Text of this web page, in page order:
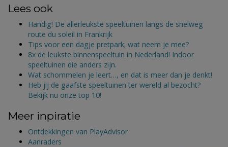
Lees ook
Handig! De allerleukste speeltuinen langs de snelweg
route du soleil in Frankrijk
Tips voor een dagje pretpark; wat neem je mee?
8x de leukste binnenspeeltuin in Nederland! Indoor
speeltuinen die anders zijn.
Wat schommelen je leert…, en dat is meer dan je denkt!
Heb jij de gaafste speeltuinen ter wereld al bezocht?
Bekijk nu onze top 10!
Meer inpiratie
Ontdekkingen van PlayAdvisor
Aanraders